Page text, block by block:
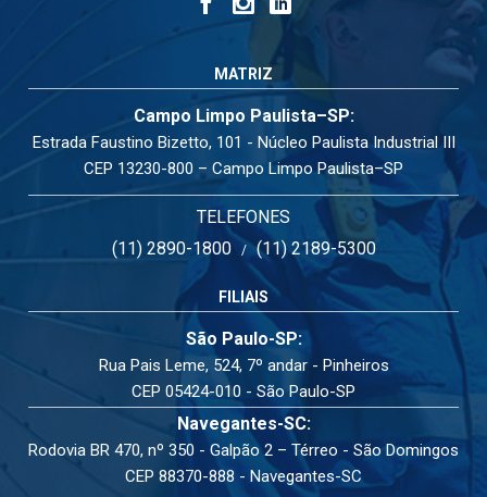
MATRIZ
Campo Limpo Paulista–SP:
Estrada Faustino Bizetto, 101 - Núcleo Paulista Industrial III
CEP 13230-800 – Campo Limpo Paulista–SP
TELEFONES
(11) 2890-1800/(11) 2189-5300
FILIAIS
São Paulo-SP:
Rua Pais Leme, 524, 7º andar - Pinheiros
CEP 05424-010 - São Paulo-SP
Navegantes-SC:
Rodovia BR 470, nº 350 - Galpão 2 – Térreo - São Domingos
CEP 88370-888 - Navegantes-SC